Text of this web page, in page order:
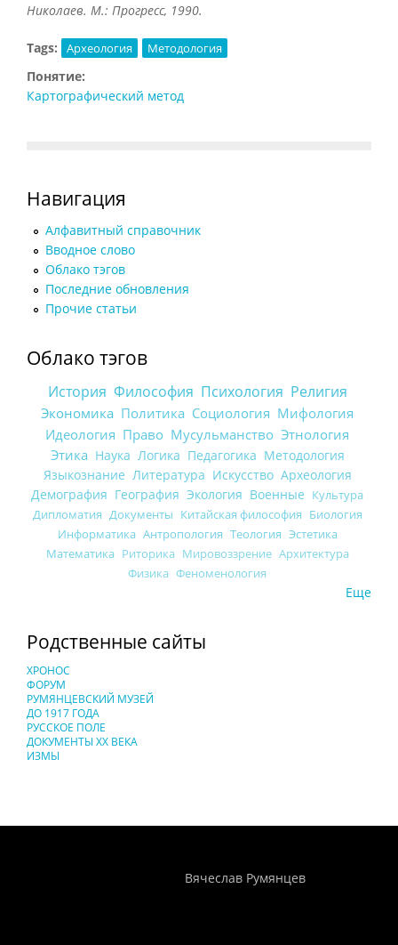
Николаев. М.: Прогресс, 1990.
Tags: Археология Методология
Понятие:
Картографический метод
Навигация
Алфавитный справочник
Вводное слово
Облако тэгов
Последние обновления
Прочие статьи
Облако тэгов
История Философия Психология Религия
Экономика Политика Социология Мифология
Идеология Право Мусульманство Этнология
Этика Наука Логика Педагогика Методология
Языкознание Литература Искусство Археология
Демография География Экология Военные Культура
Дипломатия Документы Китайская философия Биология
Информатика Антропология Теология Эстетика
Математика Риторика Мировоззрение Архитектура
Физика Феноменология
Еще
Родственные сайты
ХРОНОС
ФОРУМ
РУМЯНЦЕВСКИЙ МУЗЕЙ
ДО 1917 ГОДА
РУССКОЕ ПОЛЕ
ДОКУМЕНТЫ XX ВЕКА
ИЗМЫ
Вячеслав Румянцев